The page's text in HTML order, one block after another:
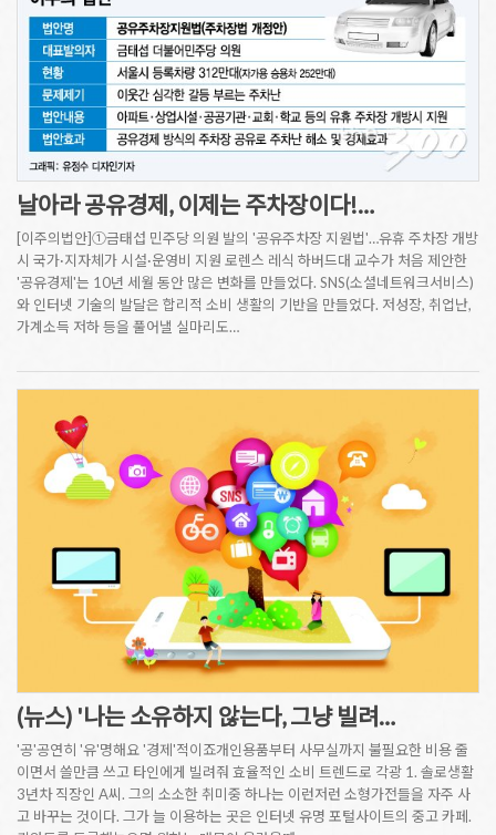
날아라 공유경제, 이제는 주차장이다!…
[이주의법안]①금태섭 민주당 의원 발의 '공유주차장 지원법'…유휴 주차장 개방
시 국가·지자체가 시설·운영비 지원 로렌스 레식 하버드대 교수가 처음 제안한
'공유경제'는 10년 세월 동안 많은 변화를 만들었다. SNS(소셜네트워크서비스)
와 인터넷 기술의 발달은 합리적 소비 생활의 기반을 만들었다. 저성장, 취업난,
가계소득 저하 등을 풀어낼 실마리도…
(뉴스) '나는 소유하지 않는다, 그냥 빌려…
'공'공연히 '유'명해요 '경제'적이죠개인용품부터 사무실까지 불필요한 비용 줄
이면서 쓸만큼 쓰고 타인에게 빌려줘 효율적인 소비 트렌드로 각광 1. 솔로생활
3년차 직장인 A씨. 그의 소소한 취미중 하나는 이런저런 소형가전들을 자주 사
고 바꾸는 것이다. 그가 늘 이용하는 곳은 인터넷 유명 포털사이트의 중고 카페.